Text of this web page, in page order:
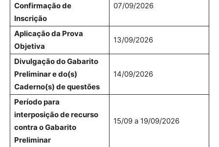
Confirmação de
Inscrição
07/09/2026
Aplicação da Prova
Objetiva
13/09/2026
Divulgação do Gabarito
Preliminar e do(s)
Caderno(s) de questões
14/09/2026
Período para
interposição de recurso
contra o Gabarito
Preliminar
15/09 a 19/09/2026